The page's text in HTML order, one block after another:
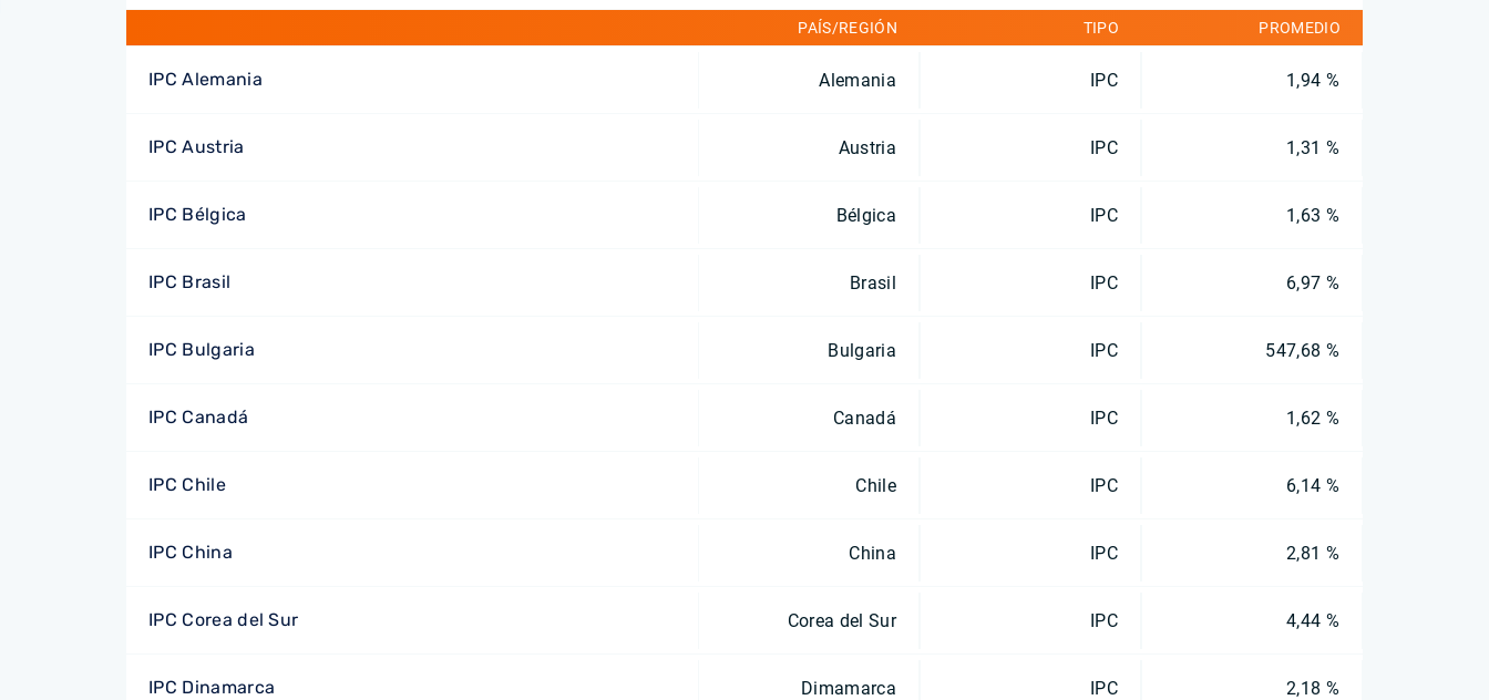
PAÍS/REGIÓN TIPO PROMEDIO
IPC Alemania Alemania IPC 1,94 %
IPC Austria Austria IPC 1,31 %
IPC Bélgica Bélgica IPC 1,63 %
IPC Brasil Brasil IPC 6,97 %
IPC Bulgaria Bulgaria IPC 547,68 %
IPC Canadá Canadá IPC 1,62 %
IPC Chile Chile IPC 6,14 %
IPC China China IPC 2,81 %
IPC Corea del Sur Corea del Sur IPC 4,44 %
IPC Dinamarca Dimamarca IPC 2,18 %